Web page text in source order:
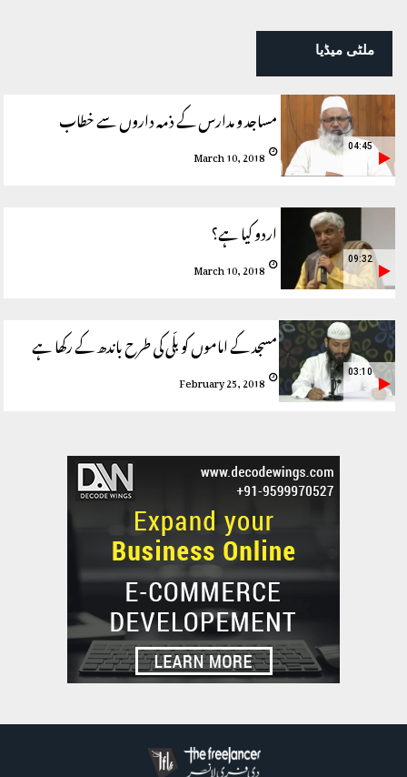
ملٹی میڈیا
مساجد و مدارس کے ذمہ داروں سے خطاب
March 10, 2018 04:45
اردو کیا ہے؟
March 10, 2018 09:32
مسجد کے اماموں کو بلّی کی طرح باندھ کے رکھا ہے
February 25, 2018 03:10